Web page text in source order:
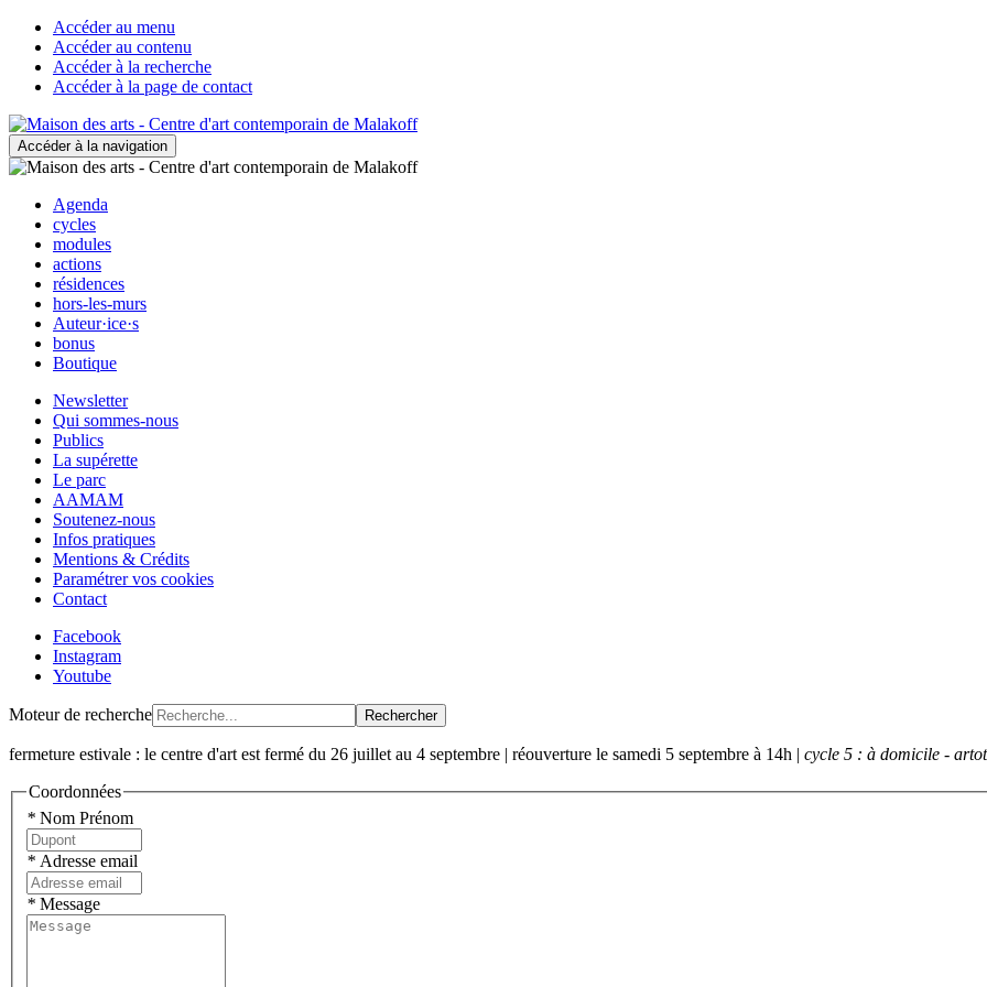
Accéder au menu
Accéder au contenu
Accéder à la recherche
Accéder à la page de contact
Accéder à la navigation
Agenda
cycles
modules
actions
résidences
hors-les-murs
Auteur·ice·s
bonus
Boutique
Newsletter
Qui sommes-nous
Publics
La supérette
Le parc
AAMAM
Soutenez-nous
Infos pratiques
Mentions & Crédits
Paramétrer vos cookies
Contact
Facebook
Instagram
Youtube
Moteur de recherche Rechercher
fermeture estivale : le centre d'art est fermé du 26 juillet au 4 septembre | réouverture le samedi 5 septembre à 14h | cycle 5 : à domicile -
Coordonnées
* Nom Prénom
* Adresse email
* Message